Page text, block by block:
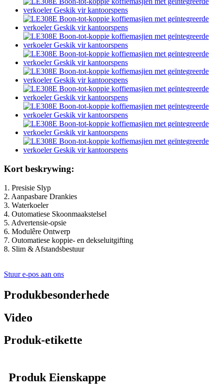
Kort beskrywing:
1. Presisie Slyp
2. Aanpasbare Drankies
3. Waterkoeler
4. Outomatiese Skoonmaakstelsel
5. Advertensie-opsie
6. Modulêre Ontwerp
7. Outomatiese koppie- en dekseluitgifting
8. Slim & Afstandsbestuur
Stuur e-pos aan ons
Produkbesonderhede
Video
Produk-etikette
Produk Eienskappe